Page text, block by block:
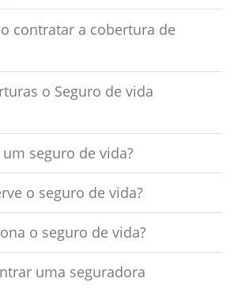
contratar a cobertura de
o Seguro de vida
seguro de vida?
o seguro de vida?
o seguro de vida?
uma seguradora